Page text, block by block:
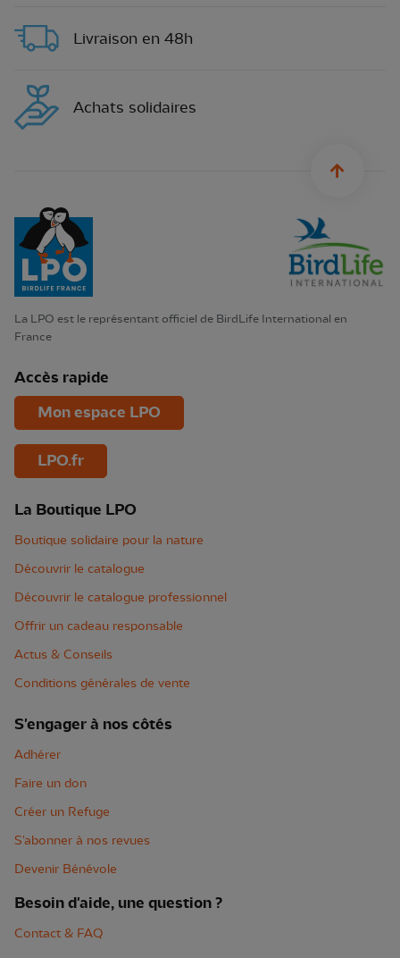
Livraison en 48h
Achats solidaires
La LPO est le représentant officiel de BirdLife International en
France
Accès rapide
Mon espace LPO
LPO.fr
La Boutique LPO
Boutique solidaire pour la nature
Découvrir le catalogue
Découvrir le catalogue professionnel
Offrir un cadeau responsable
Actus & Conseils
Conditions générales de vente
S'engager à nos côtés
Adhérer
Faire un don
Créer un Refuge
S'abonner à nos revues
Devenir Bénévole
Besoin d'aide, une question ?
Contact & FAQ